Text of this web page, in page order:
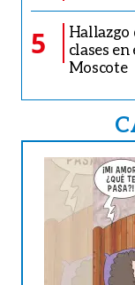
5
Hallazgo
clases
Moscote